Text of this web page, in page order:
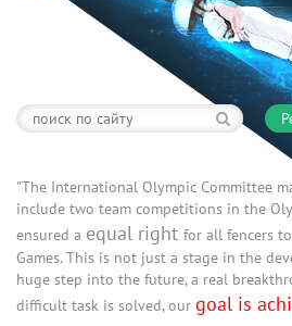
"The International Olympic Committee
include two team competitions in the
ensured a equal right for all fencers
Games. This is not just a stage in the
huge step into the future, a real
difficult task is solved, our goal is